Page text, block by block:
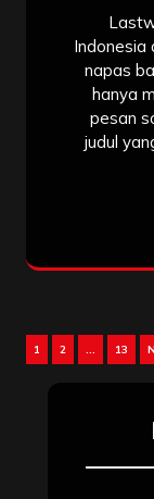
Indonesia
napas
hanya
pesan
judul
Posts
Page
1 Page
2 … Page
13